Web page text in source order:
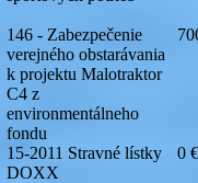
146 - Zabezpečenie
verejného obstarávania
k projektu Malotraktor
C4 z
environmentálneho
fondu
15-2011 Stravné lístky
DOXX
0 €